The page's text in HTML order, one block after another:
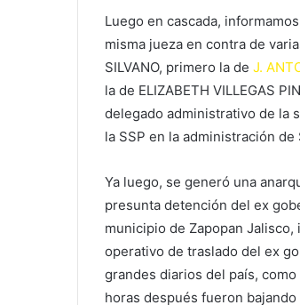
Luego en cascada,
misma jueza en contra de
SILVANO, primero la de J.
la de ELIZABETH VILLEGAS
delegado administrativo de la
la SSP en la administración de
Ya luego, se generó una
presunta detención del ex
municipio de Zapopan
operativo de traslado del ex
grandes diarios del país,
horas después fueron